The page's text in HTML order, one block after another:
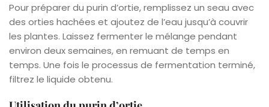
Pour préparer du purin d’ortie, remplissez un seau avec
des orties hachées et ajoutez de l’eau jusqu’à couvrir
les plantes. Laissez fermenter le mélange pendant
environ deux semaines, en remuant de temps en
temps. Une fois le processus de fermentation terminé,
filtrez le liquide obtenu.